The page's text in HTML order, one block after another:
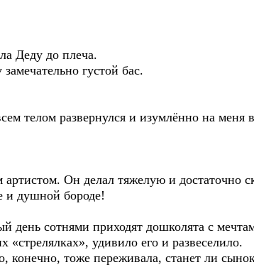
Деду до плеча.
густой бас.
телом развернулся и изумлённо на меня
Он делал тяжелую и достаточно
и душной бороде!
день сотнями приходят дошколята с
удивило его и развеселило.
тоже переживала, станет ли